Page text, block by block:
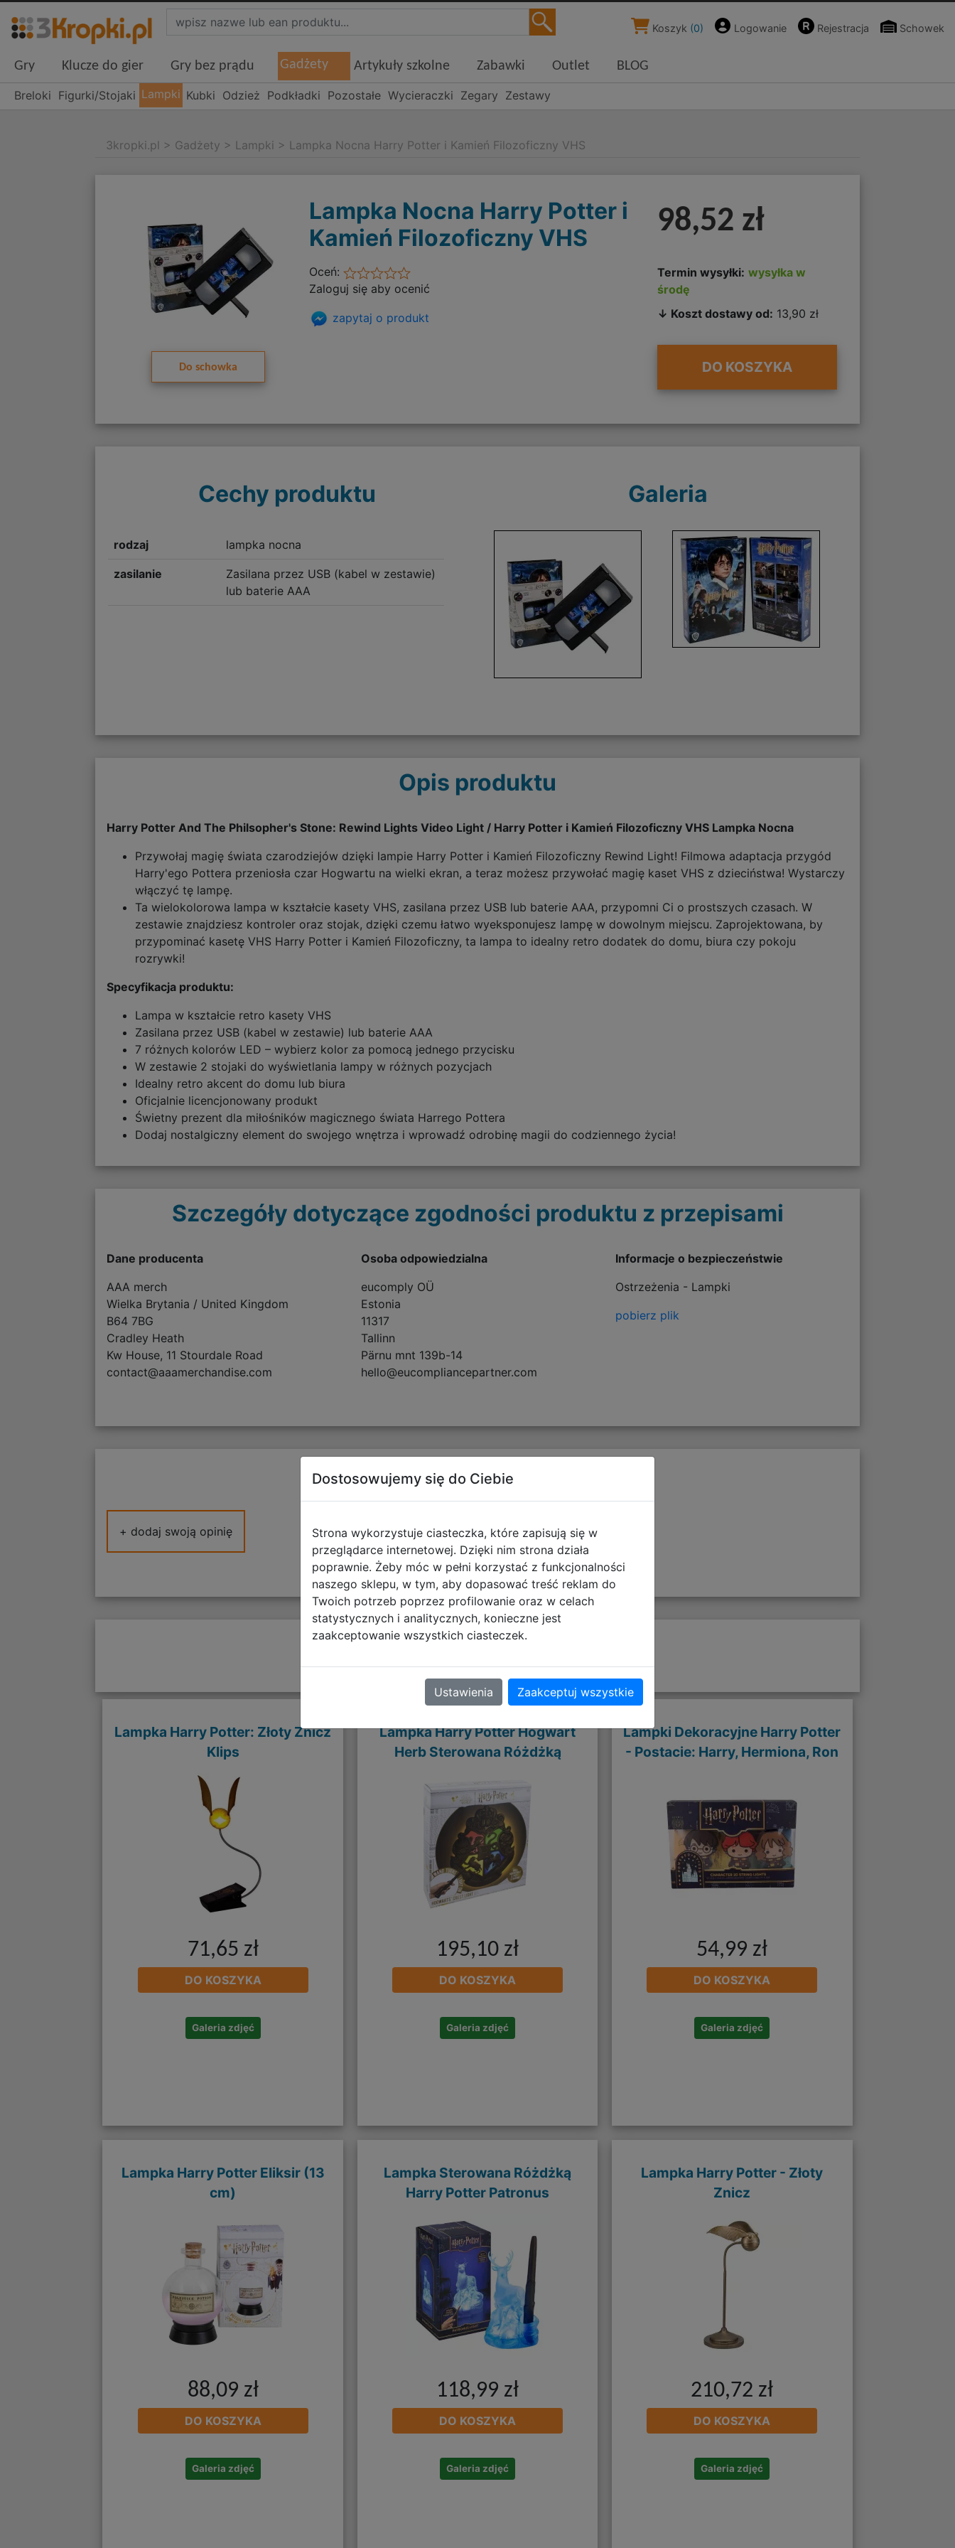
Koszyk (0) Logowanie Rejestracja Schowek
Gry Klucze do gier Gry bez prądu Gadżety Artykuły szkolne Zabawki Outlet BLOG
Breloki Figurki/Stojaki Lampki Kubki Odzież Podkładki Pozostałe Wycieraczki Zegary Zestawy
3kropki.pl > Gadżety > Lampki > Lampka Nocna Harry Potter i Kamień Filozoficzny VHS
Do schowka
Lampka Nocna Harry Potter i
Kamień Filozoficzny VHS
Oceń:
Zaloguj się aby ocenić
zapytaj o produkt
98,52 zł
Termin wysyłki: wysyłka w
środę
↓ Koszt dostawy od: 13,90 zł
DO KOSZYKA
Cechy produktu
rodzaj lampka nocna
zasilanie
Zasilana przez USB (kabel w zestawie)
lub baterie AAA
Galeria
Opis produktu
Harry Potter And The Philsopher's Stone: Rewind Lights Video Light / Harry Potter i Kamień Filozoficzny VHS Lampka Nocna
Przywołaj magię świata czarodziejów dzięki lampie Harry Potter i Kamień Filozoficzny Rewind Light! Filmowa adaptacja przygód
Harry'ego Pottera przeniosła czar Hogwartu na wielki ekran, a teraz możesz przywołać magię kaset VHS z dzieciństwa! Wystarczy
włączyć tę lampę.
Ta wielokolorowa lampa w kształcie kasety VHS, zasilana przez USB lub baterie AAA, przypomni Ci o prostszych czasach. W
zestawie znajdziesz kontroler oraz stojak, dzięki czemu łatwo wyeksponujesz lampę w dowolnym miejscu. Zaprojektowana, by
przypominać kasetę VHS Harry Potter i Kamień Filozoficzny, ta lampa to idealny retro dodatek do domu, biura czy pokoju
rozrywki!
Specyfikacja produktu:
Lampa w kształcie retro kasety VHS
Zasilana przez USB (kabel w zestawie) lub baterie AAA
7 różnych kolorów LED – wybierz kolor za pomocą jednego przycisku
W zestawie 2 stojaki do wyświetlania lampy w różnych pozycjach
Idealny retro akcent do domu lub biura
Oficjalnie licencjonowany produkt
Świetny prezent dla miłośników magicznego świata Harrego Pottera
Dodaj nostalgiczny element do swojego wnętrza i wprowadź odrobinę magii do codziennego życia!
Szczegóły dotyczące zgodności produktu z przepisami
Dane producenta
AAA merch
Wielka Brytania / United Kingdom
B64 7BG
Cradley Heath
Kw House, 11 Stourdale Road
contact@aaamerchandise.com
Osoba odpowiedzialna
eucomply OÜ
Estonia
11317
Tallinn
Pärnu mnt 139b-14
hello@eucompliancepartner.com
Informacje o bezpieczeństwie
Ostrzeżenia - Lampki
pobierz plik
Opinie o produkcie
+ dodaj swoją opinię
Polecane
Lampka Harry Potter: Złoty Znicz
Klips
71,65 zł
DO KOSZYKA
Galeria zdjęć
Lampka Harry Potter Hogwart
Herb Sterowana Różdżką
195,10 zł
DO KOSZYKA
Galeria zdjęć
Lampki Dekoracyjne Harry Potter
- Postacie: Harry, Hermiona, Ron
54,99 zł
DO KOSZYKA
Galeria zdjęć
Lampka Harry Potter Eliksir (13
cm)
88,09 zł
DO KOSZYKA
Galeria zdjęć
Lampka Sterowana Różdżką
Harry Potter Patronus
118,99 zł
DO KOSZYKA
Galeria zdjęć
Lampka Harry Potter - Złoty
Znicz
210,72 zł
DO KOSZYKA
Galeria zdjęć
Dostosowujemy się do Ciebie
Strona wykorzystuje ciasteczka, które zapisują się w
przeglądarce internetowej. Dzięki nim strona działa
poprawnie. Żeby móc w pełni korzystać z funkcjonalności
naszego sklepu, w tym, aby dopasować treść reklam do
Twoich potrzeb poprzez profilowanie oraz w celach
statystycznych i analitycznych, konieczne jest
zaakceptowanie wszystkich ciasteczek.
Ustawienia Zaakceptuj wszystkie